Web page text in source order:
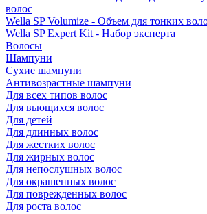
волос
Wella SP Volumize - Объем для тонких
Wella SP Expert Kit - Набор эксперта
Волосы
Шампуни
Сухие шампуни
Антивозрастные шампуни
Для всех типов волос
Для вьющихся волос
Для детей
Для длинных волос
Для жестких волос
Для жирных волос
Для непослушных волос
Для окрашенных волос
Для поврежденных волос
Для роста волос